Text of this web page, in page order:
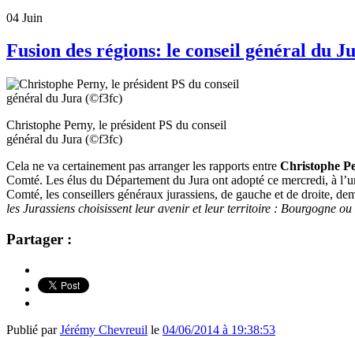
04 Juin
Fusion des régions: le conseil général du
Christophe Perny, le président PS du conseil
général du Jura (©f3fc)
Cela ne va certainement pas arranger les rapports entre Christophe
Comté. Les élus du Département du Jura ont adopté ce mercredi, à
Comté, les conseillers généraux jurassiens, de gauche et de droite,
les Jurassiens choisissent leur avenir et leur territoire : Bourgogne
Partager :
Publié parJérémy Chevreuil le 04/06/2014 à 19:38:53